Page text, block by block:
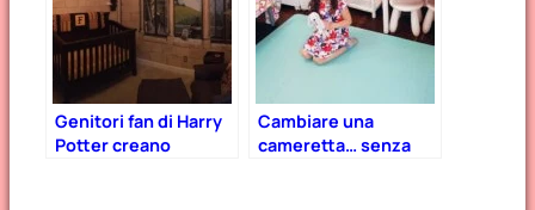
Genitori fan di Harry
Potter creano
Cambiare una
cameretta… senza